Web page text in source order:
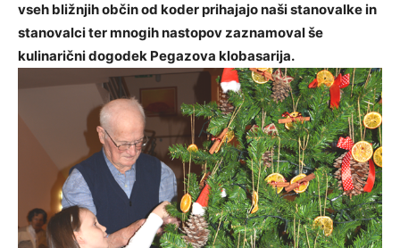
vseh bližnjih občin od koder prihajajo naši stanovalke in
stanovalci ter mnogih nastopov zaznamoval še
kulinarični dogodek Pegazova klobasarija.